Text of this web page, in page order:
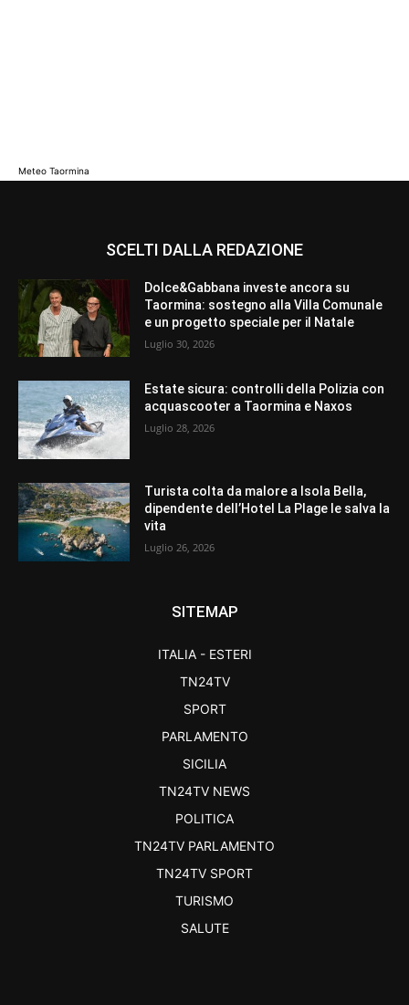
Meteo Taormina
SCELTI DALLA REDAZIONE
Dolce&Gabbana investe ancora su
Taormina: sostegno alla Villa Comunale
e un progetto speciale per il Natale
Luglio 30, 2026
Estate sicura: controlli della Polizia con
acquascooter a Taormina e Naxos
Luglio 28, 2026
Turista colta da malore a Isola Bella,
dipendente dell’Hotel La Plage le salva la
vita
Luglio 26, 2026
SITEMAP
ITALIA - ESTERI
TN24TV
SPORT
PARLAMENTO
SICILIA
TN24TV NEWS
POLITICA
TN24TV PARLAMENTO
TN24TV SPORT
TURISMO
SALUTE